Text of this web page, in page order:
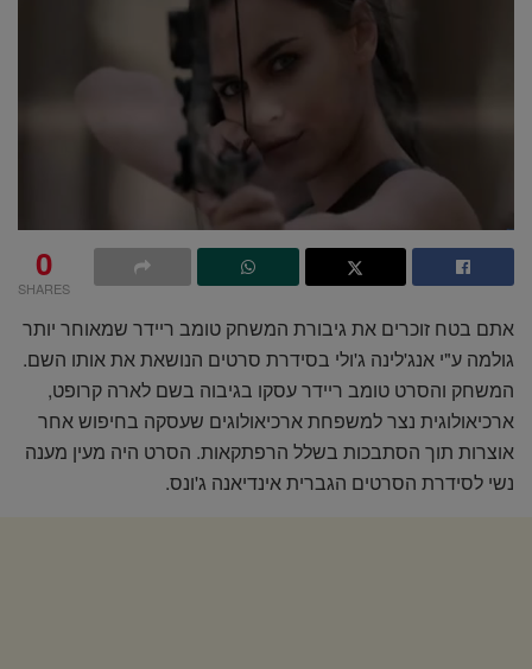
0
SHARES
אתם בטח זוכרים את גיבורת המשחק טומב ריידר שמאוחר יותר
גולמה ע"י אנג'לינה ג'ולי בסידרת סרטים הנושאת את אותו השם.
המשחק והסרט טומב ריידר עסקו בגיבוה בשם לארה קרופט,
ארכיאולוגית נצר למשפחת ארכיאולוגים שעסקה בחיפוש אחר
אוצרות תוך הסתבכות בשלל הרפתקאות. הסרט היה מעין מענה
נשי לסידרת הסרטים הגברית אינדיאנה ג'ונס.